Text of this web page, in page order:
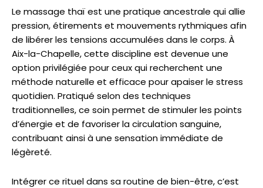
Le massage thaï est une pratique ancestrale qui allie
pression, étirements et mouvements rythmiques afin
de libérer les tensions accumulées dans le corps. À
Aix-la-Chapelle, cette discipline est devenue une
option privilégiée pour ceux qui recherchent une
méthode naturelle et efficace pour apaiser le stress
quotidien. Pratiqué selon des techniques
traditionnelles, ce soin permet de stimuler les points
d’énergie et de favoriser la circulation sanguine,
contribuant ainsi à une sensation immédiate de
légèreté.
Intégrer ce rituel dans sa routine de bien-être, c’est